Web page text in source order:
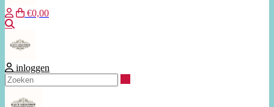
€0,00
inloggen